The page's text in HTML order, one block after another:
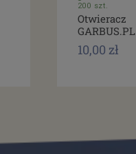
200 szt.
Otwieracz
GARBUS.PL
10,00 zł